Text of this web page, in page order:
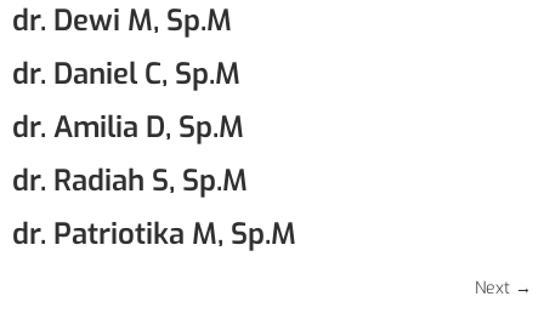
dr. Dewi M, Sp.M
dr. Daniel C, Sp.M
dr. Amilia D, Sp.M
dr. Radiah S, Sp.M
dr. Patriotika M, Sp.M
Next →